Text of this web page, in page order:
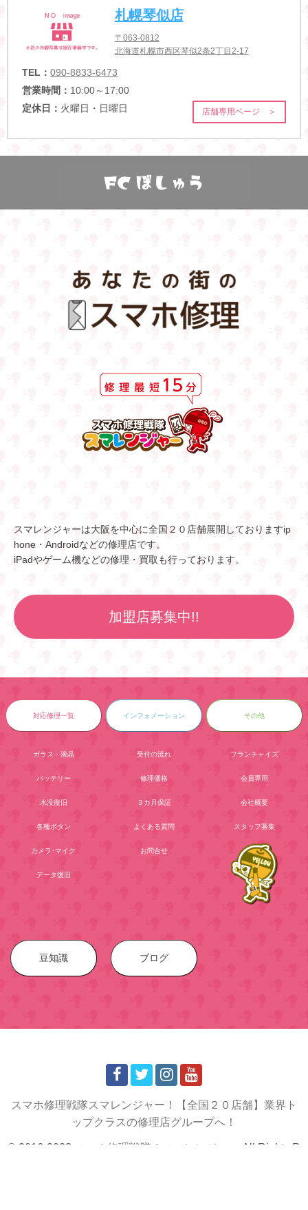
札幌琴似店
〒063-0812
北海道札幌市西区琴似2条2丁目2-17
TEL： 090-8833-6473
営業時間： 10:00～17:00
定休日： 火曜日・日曜日 店舗専用ページ ＞
スマレンジャーは大阪を中心に全国２０店舗展開しておりますip
hone・Androidなどの修理店です。
iPadやゲーム機などの修理・買取も行っております。
加盟店募集中!!
対応修理一覧
ガラス・液晶
バッテリー
水没復旧
各種ボタン
カメラ･マイク
データ復旧
インフォメーション
受付の流れ
修理価格
３カ月保証
よくある質問
お問合せ
その他
フランチャイズ
会員専用
会社概要
スタッフ募集
豆知識 ブログ
スマホ修理戦隊スマレンジャー！【全国２０店舗】業界ト
ップクラスの修理店グループへ！
© 2016-2023 スマホ 修理戦隊！スマレンジャー
All Rights R